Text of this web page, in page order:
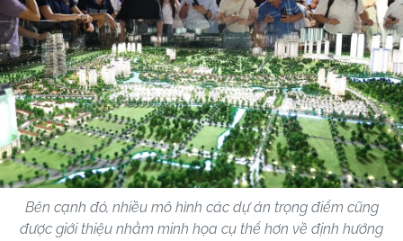
Bên cạnh đó, nhiều mô hình các dự án trọng điểm cũng
được giới thiệu nhằm minh họa cụ thể hơn về định hướng